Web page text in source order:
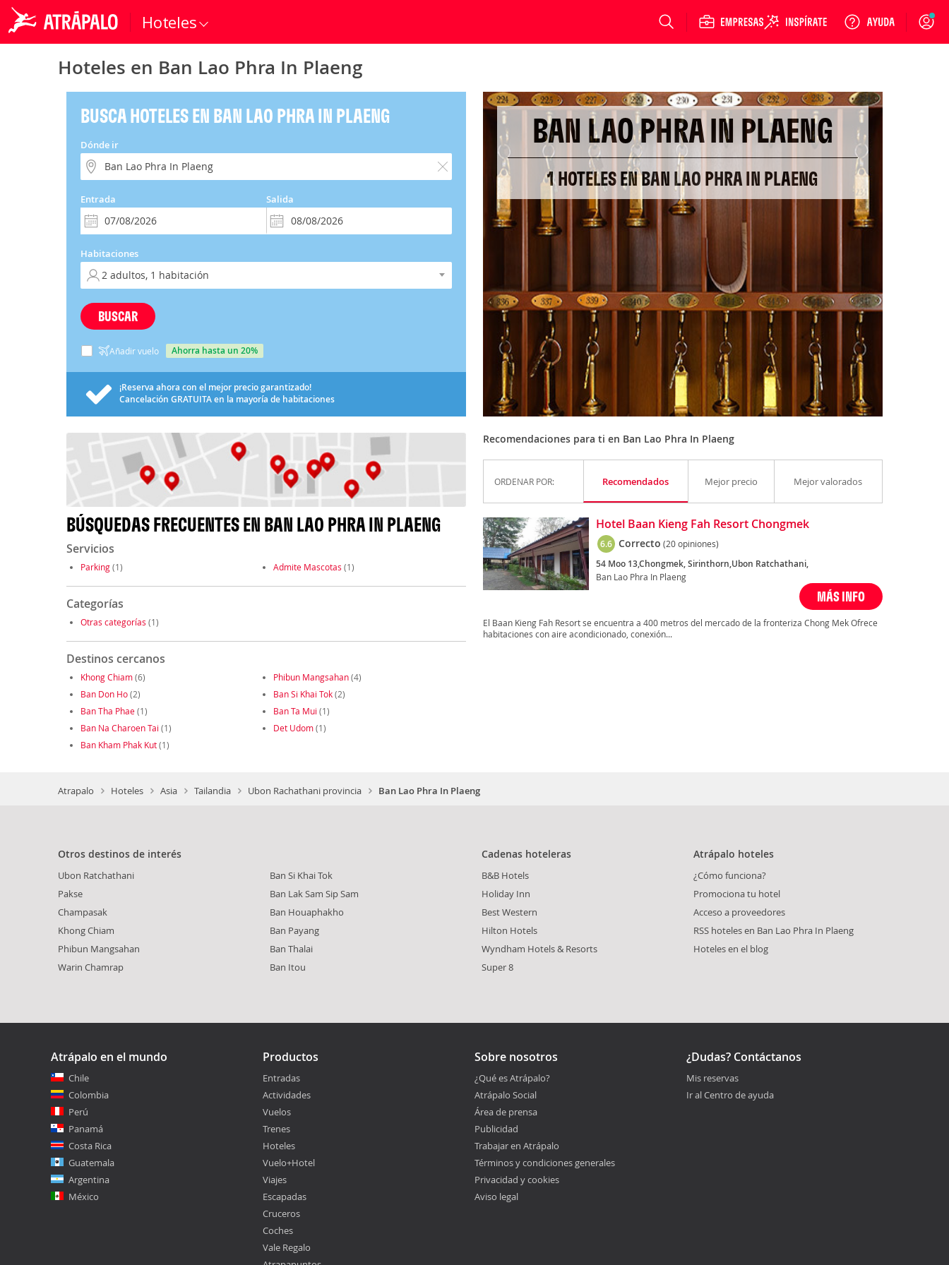
Hoteles Login
Hoteles en Ban Lao Phra In Plaeng
BUSCA HOTELES EN BAN LAO PHRA IN PLAENG
Dónde ir
Entrada Salida
Habitaciones
BUSCAR
Añadir vuelo ahorra hasta un 20%
¡Reserva ahora con el mejor precio garantizado!
Cancelación GRATUITAen la mayoría de habitaciones
BÚSQUEDAS FRECUENTES EN BAN LAO PHRA IN PLAENG
Servicios
Parking(1) Admite Mascotas (1)
Categorías
Otras categorías (1)
Destinos cercanos
Khong Chiam(6) Phibun Mangsahan(4)
Ban Don Ho(2) Ban Si Khai Tok(2)
Ban Tha Phae(1) Ban Ta Mui (1)
Ban Na Charoen Tai (1) Det Udom(1)
Ban Kham Phak Kut(1)
BAN LAO PHRA IN PLAENG
1 HOTELES EN BAN LAO PHRA IN PLAENG
Recomendaciones para ti en Ban Lao Phra In Plaeng
ORDENAR POR: Recomendados Mejor precio Mejor valorados
Hotel Baan Kieng Fah Resort Chongmek
6.6 Correcto (20 opiniones)
54 Moo 13,Chongmek, Sirinthorn,Ubon Ratchathani,
Ban Lao Phra In Plaeng
MÁS INFO
El Baan Kieng Fah Resort se encuentra a 400 metros del mercado de la fronteriza Chong Mek Ofrece
habitaciones con aire acondicionado, conexión...
Atrapalo Hoteles Asia Tailandia Ubon Rachathani provincia Ban Lao Phra In Plaeng
Otros destinos de interés
Ubon Ratchathani
Pakse
Champasak
Khong Chiam
Phibun Mangsahan
Warin Chamrap
Ban Si Khai Tok
Ban Lak Sam Sip Sam
Ban Houaphakho
Ban Payang
Ban Thalai
Ban Itou
Cadenas hoteleras
B&B Hotels
Holiday Inn
Best Western
Hilton Hotels
Wyndham Hotels & Resorts
Super 8
Atrápalo hoteles
¿Cómo funciona?
Promociona tu hotel
Acceso a proveedores
RSS hoteles en Ban Lao Phra In Plaeng
Hoteles en el blog
Atrápalo en el mundo
Chile
Colombia
Perú
Panamá
Costa Rica
Guatemala
Argentina
México
Productos
Entradas
Actividades
Vuelos
Trenes
Hoteles
Vuelo+Hotel
Viajes
Escapadas
Cruceros
Coches
Vale Regalo
Sobre nosotros
¿Qué es Atrápalo?
Atrápalo Social
Área de prensa
Publicidad
Trabajar en Atrápalo
Términos y condiciones generales
Privacidad y cookies
Aviso legal
¿Dudas? Contáctanos
Mis reservas
Ir al Centro de ayuda